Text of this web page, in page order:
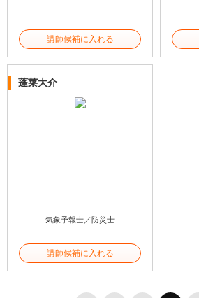
講師候補に入れる
蓬莱大介
気象予報士／防災士
講師候補に入れる